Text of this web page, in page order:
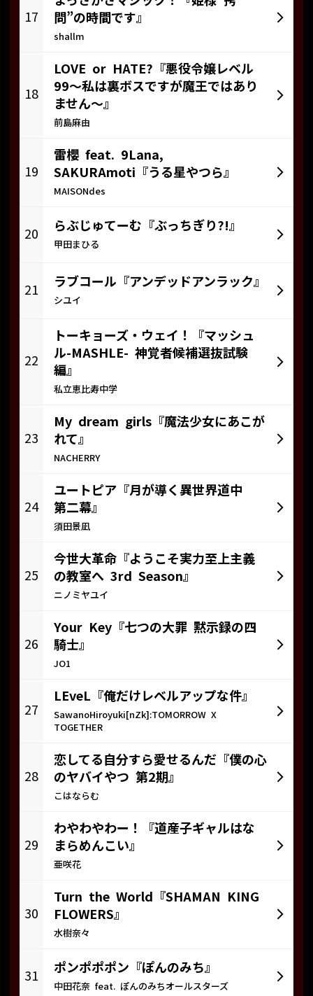
17
問”の時間です』
shallm
18
LOVE or HATE?『悪役令嬢レベル
99～私は裏ボスですが魔王ではあり
ません～』
前島麻由
19
雷櫻 feat. 9Lana,
SAKURAmoti『うる星やつら』
MAISONdes
20
らぶじゅてーむ『ぶっちぎり?!』
甲田まひる
21
ラブコール『アンデッドアンラック』
シユイ
22
トーキョーズ・ウェイ！『マッシュ
ル-MASHLE- 神覚者候補選抜試験
編』
私立恵比寿中学
23
My dream girls『魔法少女にあこが
れて』
NACHERRY
24
ユートピア『月が導く異世界道中
第二幕』
須田景凪
25
今世大革命『ようこそ実力至上主義
の教室へ 3rd Season』
ニノミヤユイ
26
Your Key『七つの大罪 黙示録の四
騎士』
JO1
27
LEveL『俺だけレベルアップな件』
SawanoHiroyuki[nZk]:TOMORROW X
TOGETHER
28
恋してる自分すら愛せるんだ『僕の心
のヤバイやつ 第2期』
こはならむ
29
わやわやわー！『道産子ギャルはな
まらめんこい』
亜咲花
30
Turn the World『SHAMAN KING
FLOWERS』
水樹奈々
31
ポンポポポン『ぽんのみち』
中田花奈 feat. ぽんのみちオールスターズ